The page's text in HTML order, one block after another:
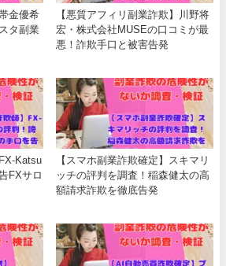
金優希
タ副業
【悪質アフィリ副業詐欺】川野将
宏・株式会社MUSEの口コミが最
悪！詐欺手口と被害告発
Katsu
FXサロ
【スマホ副業詐欺確定】スキマリ
ッチの評判を調査！稲森健太の高
額請求詐欺を徹底告発